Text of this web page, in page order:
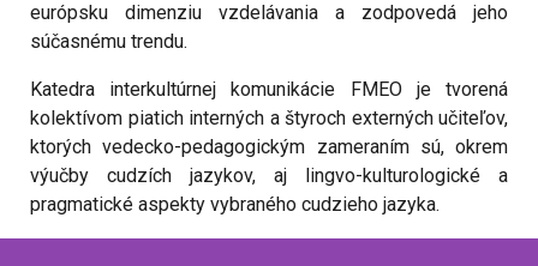
európsku dimenziu vzdelávania a zodpovedá jeho
súčasnému trendu.
Katedra interkultúrnej komunikácie FMEO je tvorená
kolektívom piatich interných a štyroch externých učiteľov,
ktorých vedecko-pedagogickým zameraním sú, okrem
výučby cudzích jazykov, aj lingvo-kulturologické a
pragmatické aspekty vybraného cudzieho jazyka.